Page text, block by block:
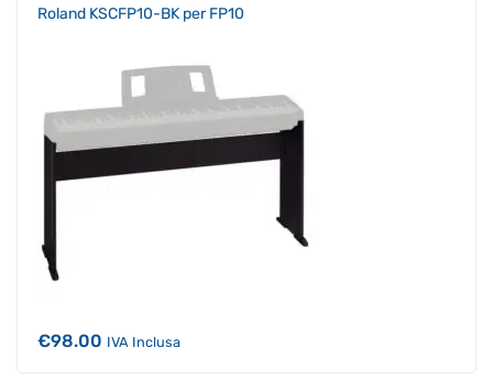
Roland KSCFP10-BK per FP10
€98.00 IVA Inclusa